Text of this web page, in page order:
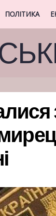
ПОЛІТИКА